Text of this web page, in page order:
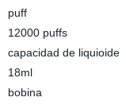
puff
12000 puffs
capacidad de liquioide
18ml
bobina